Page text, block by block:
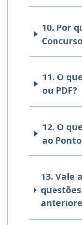
10. Por
11. O
ou PDF?
12. O
ao
13. Vale